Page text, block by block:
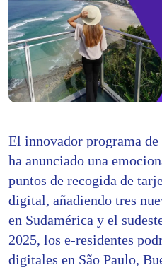
El innovador programa
ha anunciado una
puntos de recogida de
digital, añadiendo tres
en Sudamérica y el
2025, los e-residentes
digitales en São Paulo,